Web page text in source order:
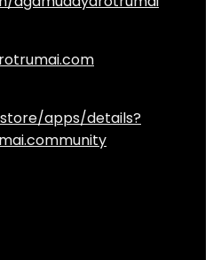
apps/details?